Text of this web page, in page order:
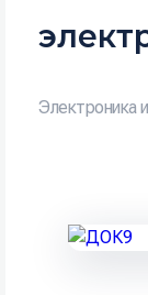
Электроника